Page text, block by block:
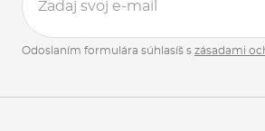
Odoslaním formulára súhlasíš s zásadami